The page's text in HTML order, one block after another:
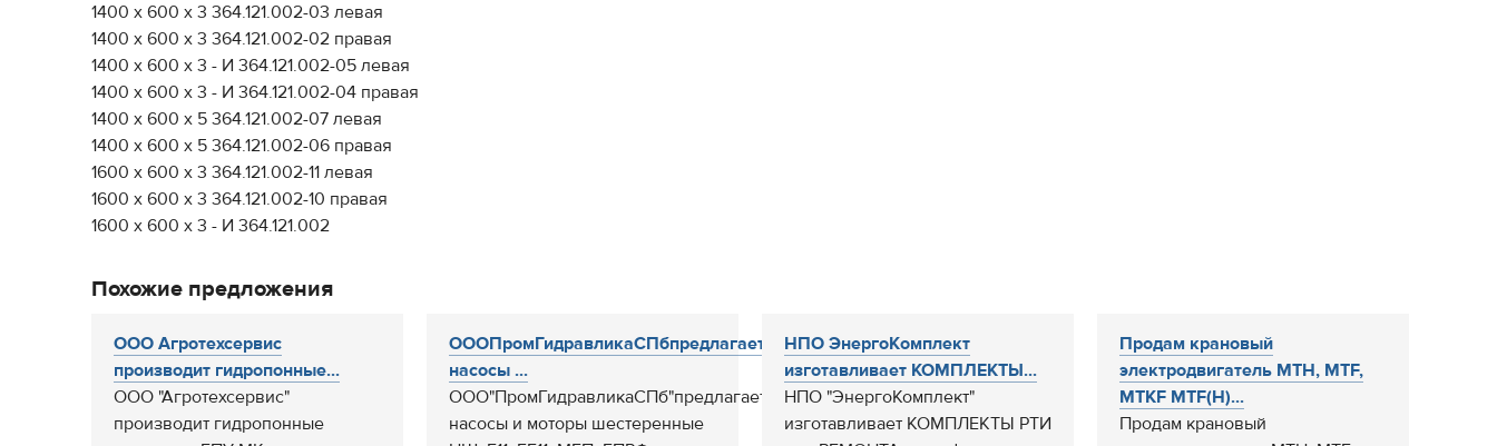
1400 х 600 х 3 364.121.002-03 левая
1400 х 600 х 3 364.121.002-02 правая
1400 х 600 х 3 - И 364.121.002-05 левая
1400 х 600 х 3 - И 364.121.002-04 правая
1400 х 600 х 5 364.121.002-07 левая
1400 х 600 х 5 364.121.002-06 правая
1600 х 600 х 3 364.121.002-11 левая
1600 х 600 х 3 364.121.002-10 правая
1600 х 600 х 3 - И 364.121.002
Похожие предложения
ООО Агротехсервис
производит гидропонные...
ООО "Агротехсервис"
производит гидропонные
ОООПромГидравликаСПбпредлагает
насосы ...
ООО"ПромГидравликаСПб"предлагает
насосы и моторы шестеренные
НПО ЭнергоКомплект
изготавливает КОМПЛЕКТЫ...
НПО "ЭнергоКомплект"
изготавливает КОМПЛЕКТЫ РТИ
Продам крановый
электродвигатель MTH, MTF,
MTKF MTF(H)...
Продам крановый